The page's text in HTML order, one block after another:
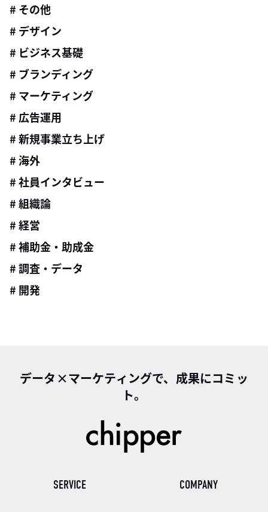
# その他
# デザイン
# ビジネス基礎
# ブランディング
# マーケティング
# 広告運用
# 新規事業立ち上げ
# 海外
# 社員インタビュー
# 組織論
# 経営
# 補助金・助成金
# 調査・データ
# 開発
データ×マーケティングで、成果にコミッ
ト。
SERVICE COMPANY